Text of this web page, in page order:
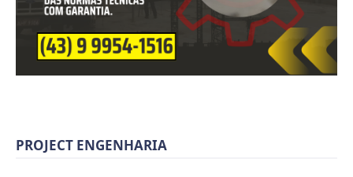
PROJECT ENGENHARIA